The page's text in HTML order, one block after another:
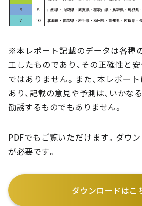
※本レポート記載のデータは各種
工したものであり、その正確性と
ではありません。また、本レポー
あり、記載の意見や予測は、いかな
勧誘するものでもありません。
PDFでもご覧いただけます。ダウ
が必要です。
ダウンロードはこ